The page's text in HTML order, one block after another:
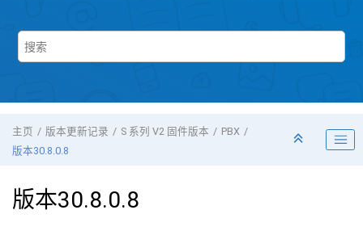
主页 版本更新记录 S 系列 V2 固件版本
PBX
版本30.8.0.8
版本30.8.0.8